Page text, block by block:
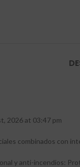
2026 at 03:47 pm
combinados con
y anti-incendios: